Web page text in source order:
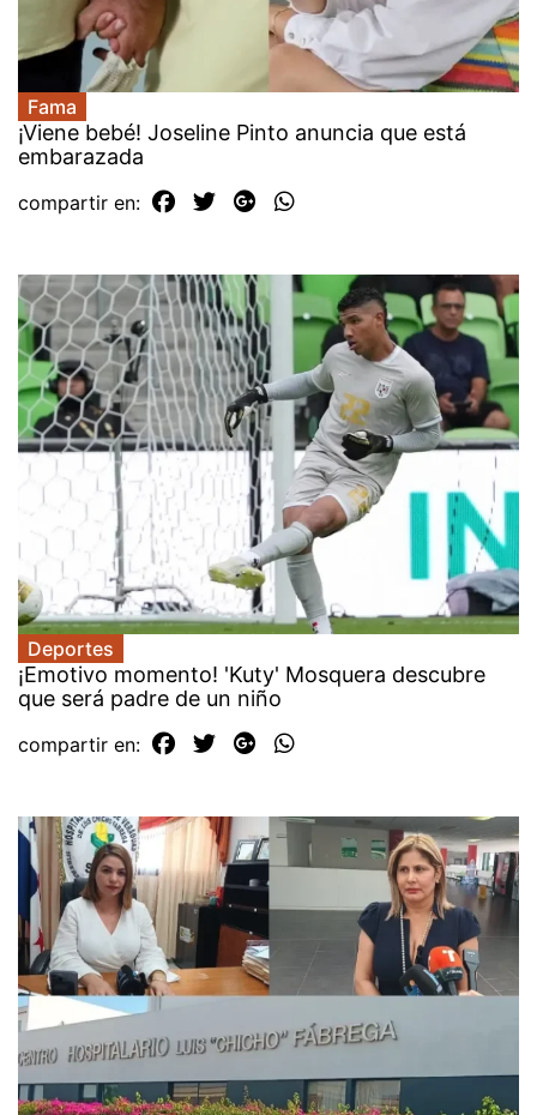
Fama
¡Viene bebé! Joseline Pinto anuncia que está
embarazada
compartir en:
Deportes
¡Emotivo momento! 'Kuty' Mosquera descubre
que será padre de un niño
compartir en: